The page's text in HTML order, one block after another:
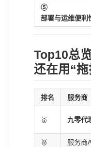
⑤
部署与运维便利
Top10总
还在用“拖
排名 服务商
🥇 九零代
🥈 服务商